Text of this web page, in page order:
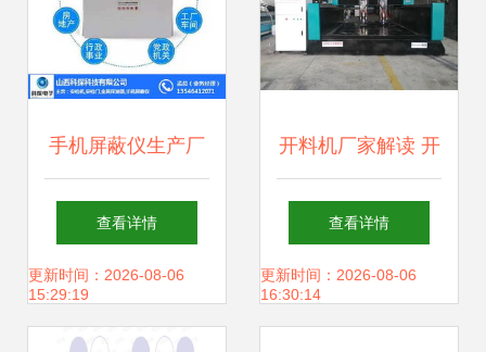
验
手机屏蔽仪生产厂
家与山西科探的技
术开发之路
查看详情
更新时间：2026-08-06
15:29:19
开料机厂家解读 开
料机与雕刻机的区
别及计算机软硬件
查看详情
更新时间：2026-08-06
16:30:14